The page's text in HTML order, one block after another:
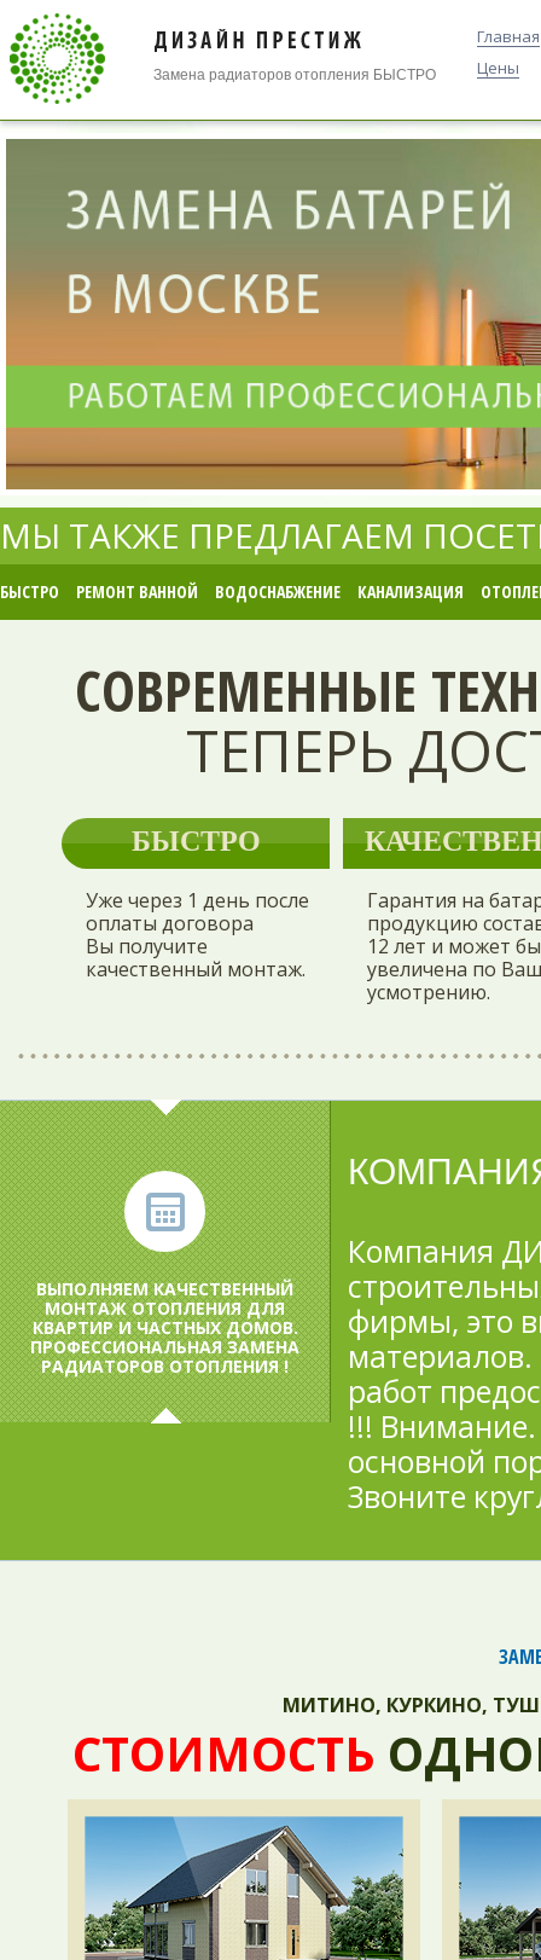
Замена радиаторов отопления БЫСТРО
Главная
Цены
МЫ ТАКЖЕ ПРЕДЛАГАЕМ
БЫСТРО РЕМОНТ ВАННОЙ ВОДОСНАБЖЕНИЕ КАНАЛИЗАЦИЯ
СОВРЕМЕННЫЕ
ТЕПЕРЬ
БЫСТРО
Уже через 1 день после
оплаты договора
Вы получите
качественный монтаж.
Гарантия на
продукцию
12 лет и может
увеличена по
усмотрению.
ВЫПОЛНЯЕМ КАЧЕСТВЕННЫЙ
МОНТАЖ ОТОПЛЕНИЯ ДЛЯ
КВАРТИР И ЧАСТНЫХ ДОМОВ.
ПРОФЕССИОНАЛЬНАЯ ЗАМЕНА
РАДИАТОРОВ ОТОПЛЕНИЯ !
Компания
фирмы, это
работ
!!!
основной
Звоните
МИТИНО, КУРКИНО,
СТОИМОСТЬ